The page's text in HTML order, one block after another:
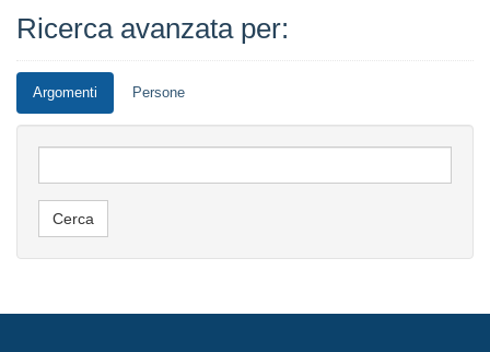
Ricerca avanzata per:
Argomenti Persone